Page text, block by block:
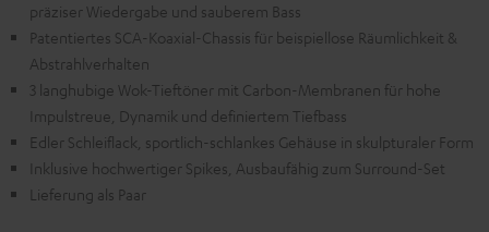
präziser Wiedergabe und sauberem Bass
Patentiertes SCA-Koaxial-Chassis für beispiellose Räumlichkeit &
Abstrahlverhalten
3 langhubige Wok-Tieftöner mit Carbon-Membranen für hohe
Impulstreue, Dynamik und definiertem Tiefbass
Edler Schleiflack, sportlich-schlankes Gehäuse in skulpturaler Form
Inklusive hochwertiger Spikes, Ausbaufähig zum Surround-Set
Lieferung als Paar